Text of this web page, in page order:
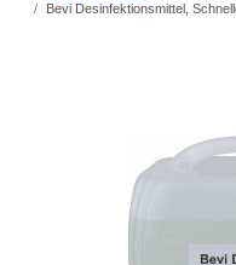
Bevi Desinfektionsmittel,